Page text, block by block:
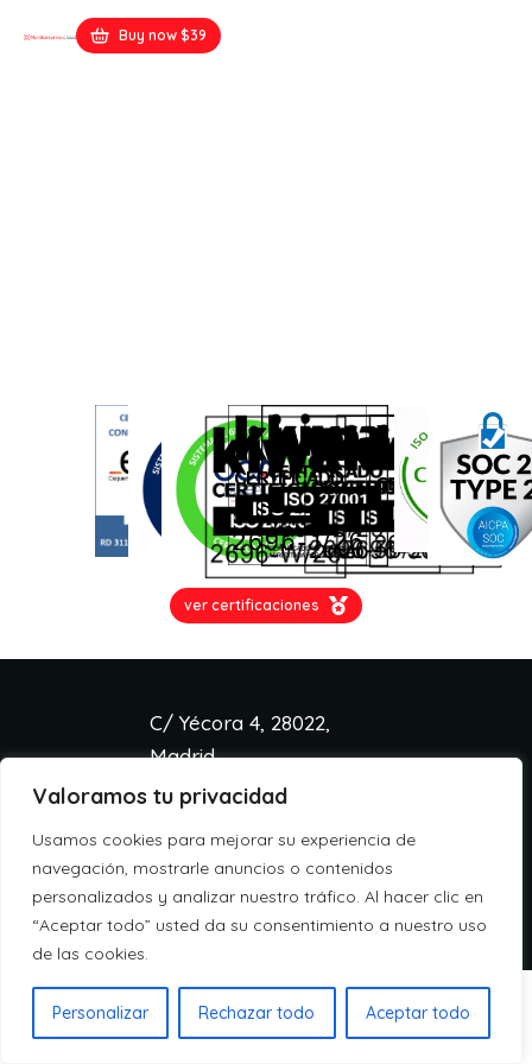
Valoramos tu privacidad
Usamos cookies para mejorar su experiencia de
navegación, mostrarle anuncios o contenidos
personalizados y analizar nuestro tráfico. Al hacer clic en
“Aceptar todo” usted da su consentimiento a nuestro uso
de las cookies.
Personalizar Rechazar todo Aceptar todo
Buy now $39
ver certificaciones
C/ Yécora 4, 28022,
Madrid
info@aspa.cloud
+34 918 333 233
Aviso legal
Política de cookies
Política de privacidad